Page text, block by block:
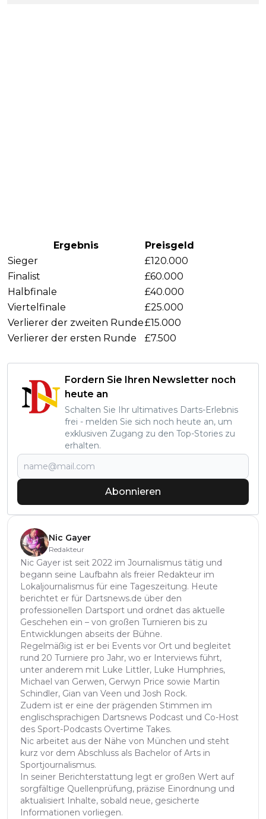
Ergebnis
Preisgeld
Sieger
£120.000
Finalist
£60.000
Halbfinale
£40.000
Viertelfinale
£25.000
Verlierer der zweiten Runde£15.000
Verlierer der ersten Runde
£7.500
Fordern Sie Ihren Newsletter noch
heute an
Schalten Sie Ihr ultimatives Darts-Erlebnis
frei - melden Sie sich noch heute an, um
exklusiven Zugang zu den Top-Stories zu
erhalten.
Abonnieren
Nic Gayer
Redakteur
Nic Gayer ist seit 2022 im Journalismus tätig und
begann seine Laufbahn als freier Redakteur im
Lokaljournalismus für eine Tageszeitung. Heute
berichtet er für Dartsnews.de über den
professionellen Dartsport und ordnet das aktuelle
Geschehen ein – von großen Turnieren bis zu
Entwicklungen abseits der Bühne.
Regelmäßig ist er bei Events vor Ort und begleitet
rund 20 Turniere pro Jahr, wo er Interviews führt,
unter anderem mit Luke Littler, Luke Humphries,
Michael van Gerwen, Gerwyn Price sowie Martin
Schindler, Gian van Veen und Josh Rock.
Zudem ist er eine der prägenden Stimmen im
englischsprachigen Dartsnews Podcast und Co-Host
des Sport-Podcasts Overtime Takes.
Nic arbeitet aus der Nähe von München und steht
kurz vor dem Abschluss als Bachelor of Arts in
Sportjournalismus.
In seiner Berichterstattung legt er großen Wert auf
sorgfältige Quellenprüfung, präzise Einordnung und
aktualisiert Inhalte, sobald neue, gesicherte
Informationen vorliegen.